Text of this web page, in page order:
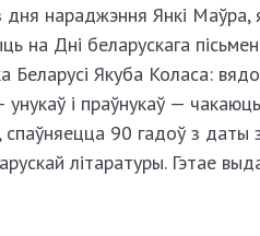
дня нараджэння Янкі Маўра,
на Дні беларускага
Беларусі Якуба Коласа:
і праўнукаў —
спаўняецца 90 гадоў з даты
літаратуры. Гэтае